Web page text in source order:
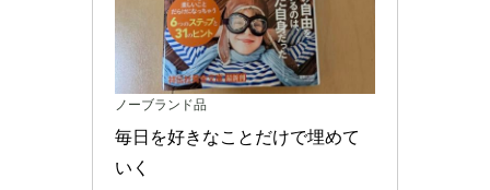
ノーブランド品
毎日を好きなことだけで埋めて
いく